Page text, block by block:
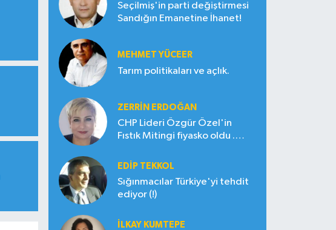
Seçilmiş'in parti değiştirmesi
Sandığın Emanetine İhanet!
MEHMET YÜCEER
Tarım politikaları ve açlık.
ZERRIN ERDOĞAN
CHP Lideri Özgür Özel'in
Fıstık Mitingi fiyasko oldu .
EDIP TEKKOL
Sığınmacılar Türkiye'yi tehdit
ediyor (!)
İLKAY KUMTEPE